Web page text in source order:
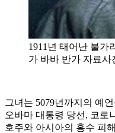
1911년 태어난 불가
가 바바 반가 자료사
그녀는 5079년까지의 예
오바마 대통령 당선, 코로
호주와 아시아의 홍수 피